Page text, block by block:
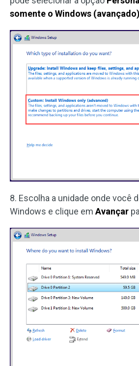
somente o Windows (avançado)
8. Escolha a unidade onde você
Windows e clique emAvançar